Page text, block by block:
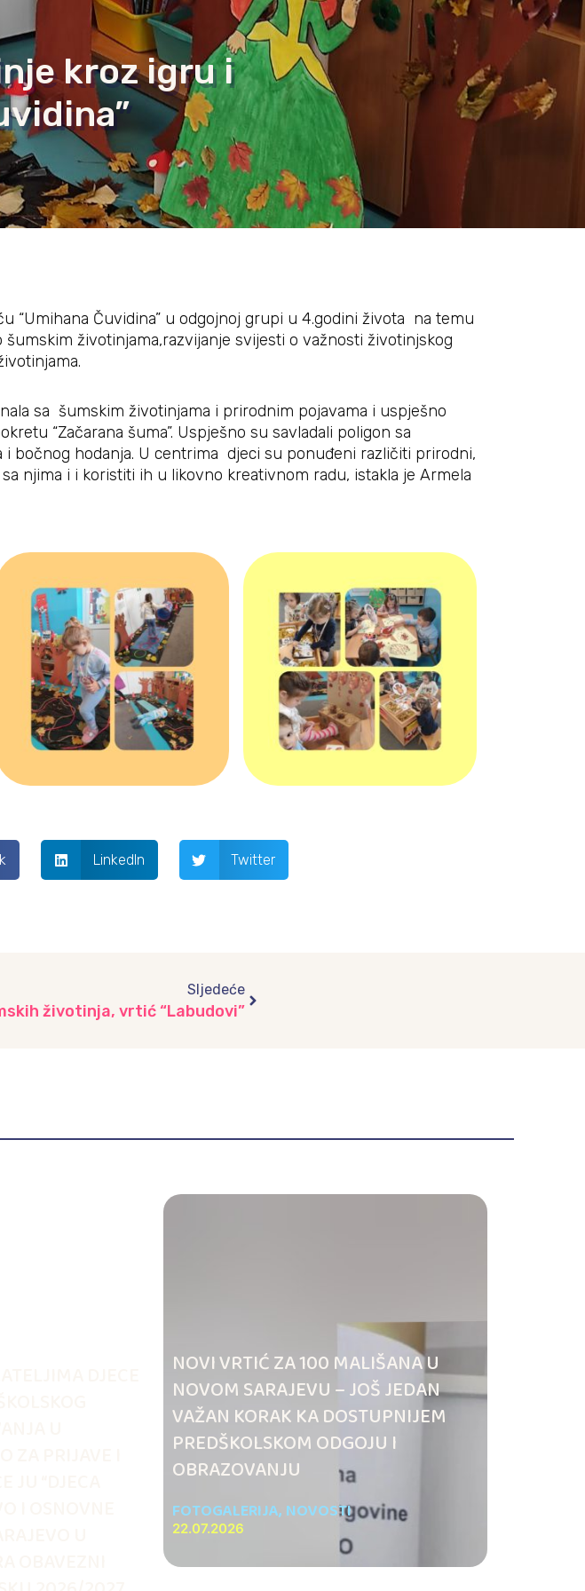
kroz igru i
“Umihana Čuvidina” u odgojnoj grupi u 4.godini života na temu
životinjama,razvijanje svijesti o važnosti životinjskog
sa šumskim životinjama i prirodnim pojavama i uspješno
“Začarana šuma”. Uspješno su savladali poligon sa
i bočnog hodanja. U centrima djeci su ponuđeni različiti prirodni,
njima i i koristiti ih u likovno kreativnom radu, istakla je Armela
LinkedIn Twitter
Sljedeće
životinja, vrtić “Labudovi”
NOVI VRTIĆ ZA 100 MALIŠANA U
NOVOM SARAJEVU – JOŠ JEDAN
VAŽAN KORAK KA DOSTUPNIJEM
PREDŠKOLSKOM ODGOJU I
OBRAZOVANJU
FOTOGALERIJA, NOVOSTI
22.07.2026